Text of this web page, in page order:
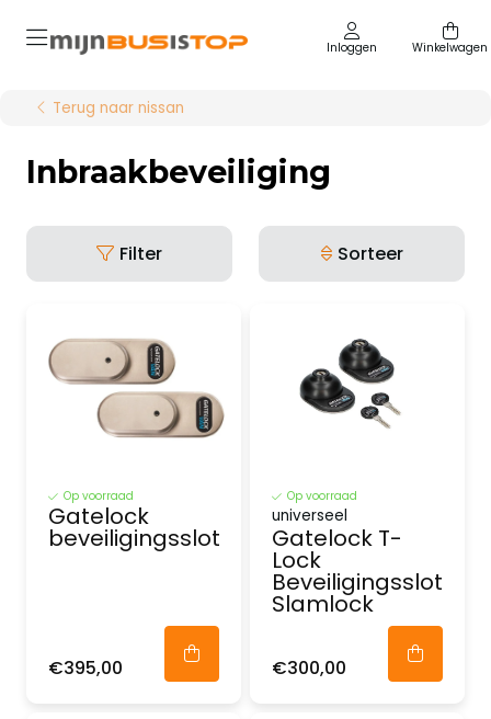
Inloggen Winkelwagen
Terug naar nissan
Inbraakbeveiliging
Filter Sorteer
Op voorraad
Gatelock
beveiligingsslot
€395,00
Op voorraad
universeel
Gatelock T-
Lock
Beveiligingsslot
Slamlock
€300,00